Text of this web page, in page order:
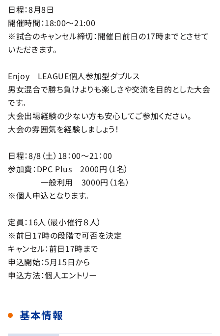
日程：8月8日
開催時間：18:00～21:00
※試合のキャンセル締切：開催日前日の17時までとさせて
いただきます。
Enjoy LEAGUE個人参加型ダブルス
男女混合で勝ち負けよりも楽しさや交流を目的とした大会
です。
大会出場経験の少ない方も安心してご参加ください。
大会の雰囲気を経験しましょう！
日程：8/8（土）18：00～21：00
参加費：DPC Plus 2000円（1名）
一般利用 3000円（1名）
※個人申込となります。
定員：16人（最小催行８人）
※前日17時の段階で可否を決定
キャンセル：前日17時まで
申込開始：5月15日から
申込方法：個人エントリー
基本情報